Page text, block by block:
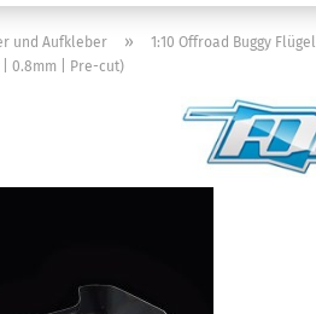
und Aufkleber » 1:10 Offroad Buggy Flügel
| 0.8mm | Pre-cut)